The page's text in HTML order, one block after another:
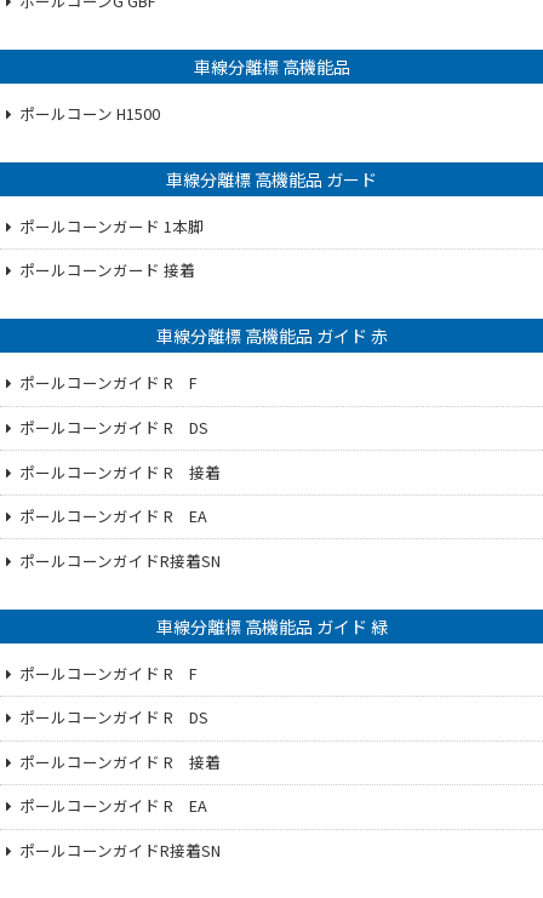
車線分離標 高機能品
ポールコーン H1500
車線分離標 高機能品 ガード
ポールコーンガード 1本脚
ポールコーンガード 接着
車線分離標 高機能品 ガイド 赤
ポールコーンガイド R F
ポールコーンガイド R DS
ポールコーンガイド R 接着
ポールコーンガイド R EA
ポールコーンガイドR接着SN
車線分離標 高機能品 ガイド 緑
ポールコーンガイド R F
ポールコーンガイド R DS
ポールコーンガイド R 接着
ポールコーンガイド R EA
ポールコーンガイドR接着SN